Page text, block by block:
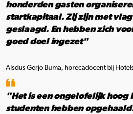
honderden gasten
startkapitaal. Zij zijn met
geslaagd. En hebben zich
goed doel ingezet"
Alsdus Gerjo Buma, horecadocent bij
"Het is een ongelofelijk hoog
studenten hebben